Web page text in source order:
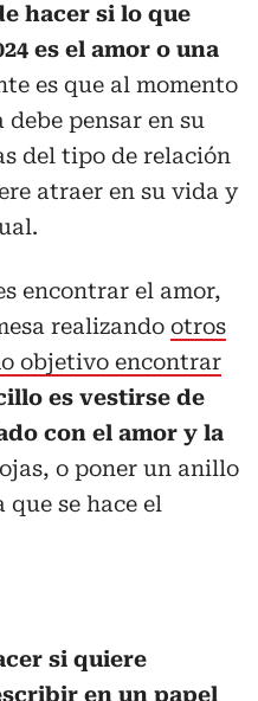
hacer si lo que
es el amor o una
es que al momento
debe pensar en su
del tipo de relación
atraer en su vida y
encontrar el amor,
realizando otros
objetivo encontrar
es vestirse de
con el amor y la
o poner un anillo
se hace el
si quiere
en un papel